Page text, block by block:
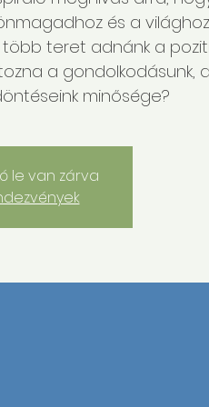
és a
teret adnánk a
a gondolkodásunk, a
minősége?
le van zárva